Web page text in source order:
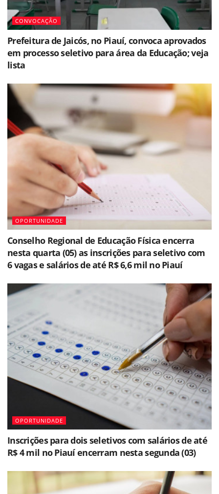
CONVOCAÇÃO
Prefeitura de Jaicós, no Piauí, convoca aprovados
em processo seletivo para área da Educação; veja
lista
OPORTUNIDADE
Conselho Regional de Educação Física encerra
nesta quarta (05) as inscrições para seletivo com
6 vagas e salários de até R$ 6,6 mil no Piauí
OPORTUNIDADE
Inscrições para dois seletivos com salários de até
R$ 4 mil no Piauí encerram nesta segunda (03)